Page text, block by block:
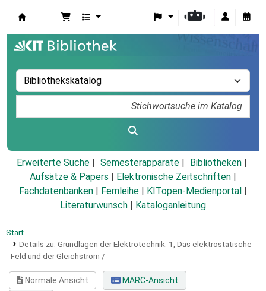
Erweiterte Suche Semesterapparate
Bibliotheken
Aufsätze & Papers
Elektronische Zeitschriften
Fachdatenbanken
Fernleihe KITopen-Medienportal
Literaturwunsch
Kataloganleitung
Start
Details zu: Grundlagen der Elektrotechnik. 1, Das elektrostatische
Feld und der Gleichstrom /
Normale Ansicht
MARC-Ansicht